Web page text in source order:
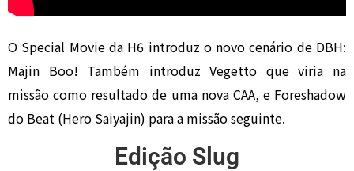
O Special Movie da H6 introduz o novo cenário de DBH:
Majin Boo! Também introduz Vegetto que viria na
missão como resultado de uma nova CAA, e Foreshadow
do Beat (Hero Saiyajin) para a missão seguinte.
Edição Slug